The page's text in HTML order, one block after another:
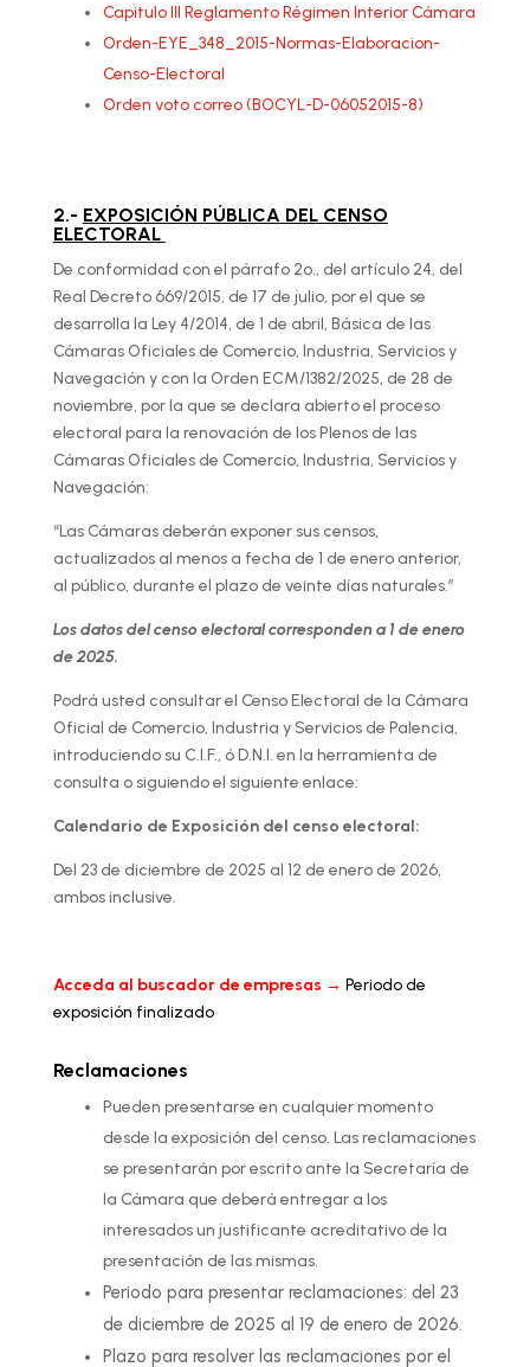
Capitulo III Reglamento Régimen Interior Cámara
Orden-EYE_348_2015-Normas-Elaboracion-
Censo-Electoral
Orden voto correo (BOCYL-D-06052015-8)
2.- EXPOSICIÓN PÚBLICA DEL CENSO
ELECTORAL
De conformidad con el párrafo 2º., del artículo 24, del
Real Decreto 669/2015, de 17 de julio, por el que se
desarrolla la Ley 4/2014, de 1 de abril, Básica de las
Cámaras Oficiales de Comercio, Industria, Servicios y
Navegación y con la Orden ECM/1382/2025, de 28 de
noviembre, por la que se declara abierto el proceso
electoral para la renovación de los Plenos de las
Cámaras Oficiales de Comercio, Industria, Servicios y
Navegación:
“Las Cámaras deberán exponer sus censos,
actualizados al menos a fecha de 1 de enero anterior,
al público, durante el plazo de veinte días naturales.”
Los datos del censo electoral corresponden a 1 de enero
de 2025.
Podrá usted consultar el Censo Electoral de la Cámara
Oficial de Comercio, Industria y Servicios de Palencia,
introduciendo su C.I.F., ó D.N.I. en la herramienta de
consulta o siguiendo el siguiente enlace:
Calendario de Exposición del censo electoral:
Del 23 de diciembre de 2025 al 12 de enero de 2026,
ambos inclusive.
Acceda al buscador de empresas → Periodo de
exposición finalizado
Reclamaciones
Pueden presentarse en cualquier momento
desde la exposición del censo. Las reclamaciones
se presentarán por escrito ante la Secretaría de
la Cámara que deberá entregar a los
interesados un justificante acreditativo de la
presentación de las mismas.
Periodo para presentar reclamaciones: del 23
de diciembre de 2025 al 19 de enero de 2026.
Plazo para resolver las reclamaciones por el